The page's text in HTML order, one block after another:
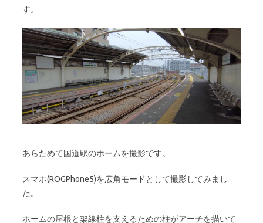
す。
あらためて国道駅のホームを撮影です。
スマホ(ROGPhone5)を広角モードとして撮影してみまし
た。
ホームの屋根と架線柱を支えるための柱がアーチを描いて